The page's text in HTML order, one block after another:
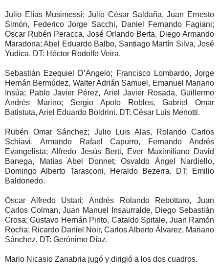
Julio Elías Musimessi; Julio César Saldaña, Juan Ernesto
Simón, Federico Jorge Sacchi, Daniel Fernando Fagiani;
Oscar Rubén Peracca, José Orlando Berta, Diego Armando
Maradona; Abel Eduardo Balbo, Santiago Martín Silva, José
Yudica. DT: Héctor Rodolfo Veira.
Sebastián Ezequiel D’Angelo; Francisco Lombardo, Jorge
Hernán Bermúdez, Walter Adrián Samuel, Emanuel Mariano
Insúa; Pablo Javier Pérez, Ariel Javier Rosada, Guillermo
Andrés Marino; Sergio Apolo Robles, Gabriel Omar
Batistuta, Ariel Eduardo Boldrini. DT: César Luis Menotti.
Rubén Omar Sánchez; Julio Luis Alas, Rolando Carlos
Schiavi, Armando Rafael Capurro, Fernando Andrés
Evangelista; Alfredo Jesús Berti, Ever Maximiliano David
Banega, Matías Abel Donnet; Osvaldo Ángel Nardiello,
Domingo Alberto Tarasconi, Heraldo Bezerra. DT: Emilio
Baldonedo.
Oscar Alfredo Ustari; Andrés Rolando Rebottaro, Juan
Carlos Colman, Juan Manuel Insaurralde, Diego Sebastián
Crosa; Gustavo Hernán Pinto, Cataldo Spitale, Juan Ramón
Rocha; Ricardo Daniel Noir, Carlos Alberto Álvarez, Mariano
Sánchez. DT: Gerónimo Díaz.
Mario Nicasio Zanabria jugó y dirigió a los dos cuadros.